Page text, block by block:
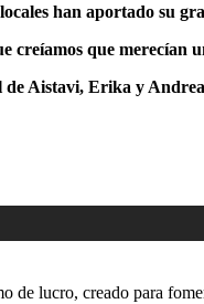
locales han aportado su
creíamos que merecían
Aistavi, Erika y
lucro, creado para